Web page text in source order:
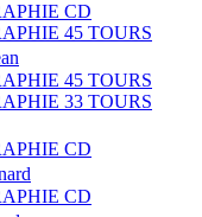
CD
45 TOURS
45 TOURS
33 TOURS
CD
CD